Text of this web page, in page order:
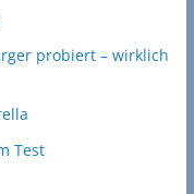
probiert – wirklich
Test